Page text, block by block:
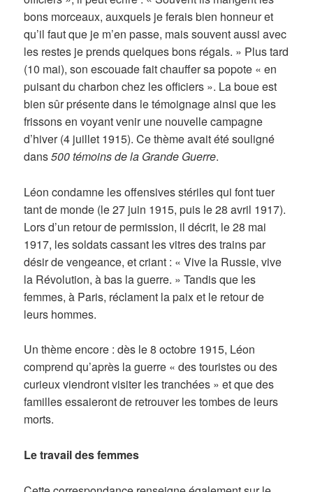
bons morceaux, auxquels je ferais bien honneur et
qu’il faut que je m’en passe, mais souvent aussi avec
les restes je prends quelques bons régals. » Plus tard
(10 mai), son escouade fait chauffer sa popote « en
puisant du charbon chez les officiers ». La boue est
bien sûr présente dans le témoignage ainsi que les
frissons en voyant venir une nouvelle campagne
d’hiver (4 juillet 1915). Ce thème avait été souligné
dans500 témoins de la Grande Guerre.
Léon condamne les offensives stériles qui font tuer
tant de monde (le 27 juin 1915, puis le 28 avril 1917).
Lors d’un retour de permission, il décrit, le 28 mai
1917, les soldats cassant les vitres des trains par
désir de vengeance, et criant : « Vive la Russie, vive
la Révolution, à bas la guerre. » Tandis que les
femmes, à Paris, réclament la paix et le retour de
leurs hommes.
Un thème encore : dès le 8 octobre 1915, Léon
comprend qu’après la guerre « des touristes ou des
curieux viendront visiter les tranchées » et que des
familles essaieront de retrouver les tombes de leurs
morts.
Le travail des femmes